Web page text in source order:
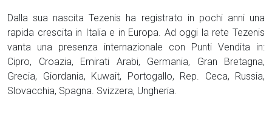
Dalla sua nascita Tezenis ha registrato in pochi anni una
rapida crescita in Italia e in Europa. Ad oggi la rete Tezenis
vanta una presenza internazionale con Punti Vendita in:
Cipro, Croazia, Emirati Arabi, Germania, Gran Bretagna,
Grecia, Giordania, Kuwait, Portogallo, Rep. Ceca, Russia,
Slovacchia, Spagna. Svizzera, Ungheria.